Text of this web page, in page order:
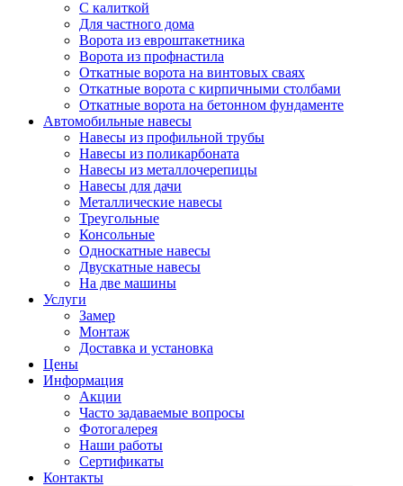
С калиткой
Для частного дома
Ворота из евроштакетника
Ворота из профнастила
Откатные ворота на винтовых сваях
Откатные ворота с кирпичными столбами
Откатные ворота на бетонном фундаменте
Автомобильные навесы
Навесы из профильной трубы
Навесы из поликарбоната
Навесы из металлочерепицы
Навесы для дачи
Металлические навесы
Треугольные
Консольные
Односкатные навесы
Двускатные навесы
На две машины
Услуги
Замер
Монтаж
Доставка и установка
Цены
Информация
Акции
Часто задаваемые вопросы
Фотогалерея
Наши работы
Сертификаты
Контакты